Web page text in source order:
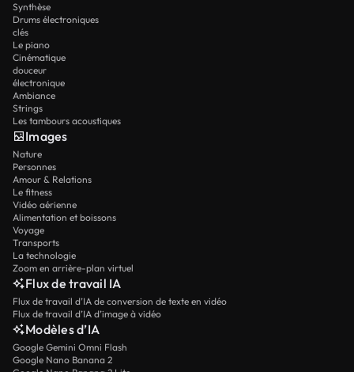
Synthèse
Drums électroniques
clés
Le piano
Cinématique
douceur
électronique
Ambiance
Strings
Les tambours acoustiques
Images
Nature
Personnes
Amour & Relations
Le fitness
Vidéo aérienne
Alimentation et boissons
Voyage
Transports
La technologie
Zoom en arrière-plan virtuel
Flux de travail IA
Flux de travail d’IA de conversion de texte en vidéo
Flux de travail d’IA d’image à vidéo
Modèles d’IA
Google Gemini Omni Flash
Google Nano Banana 2